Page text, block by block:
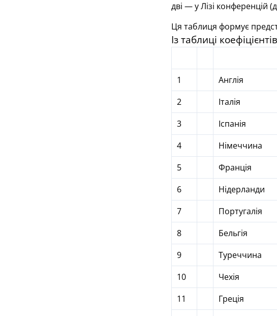
дві — у Лізі конференцій
Ця таблиця формує
Із таблиці
1
Англія
2
Iталія
3
Іспанія
4
Німеччина
5
Франція
6
Нідерланди
7
Португалія
8
Бельгія
9
Туреччина
10
Чехія
11
Греція